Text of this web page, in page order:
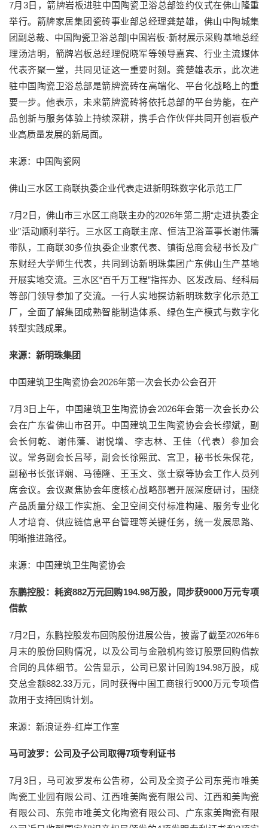
7月3日，箭牌岩板进驻中国陶瓷卫浴总部签约仪式在佛山隆重
举行。箭牌家居集团瓷砖事业部总经理龚楚雄，佛山中陶城集
团副总裁、中国陶瓷卫浴总部|中国岩板·新材展示采购基地总经
理汤洁明，箭牌岩板总经理倪晓军等领导嘉宾、行业主流媒体
代表齐聚一堂，共同见证这一重要时刻。龚楚雄表示，此次进
驻中国陶瓷卫浴总部是箭牌瓷砖在高端化、平台化战略上的重
要一步。他表示，未来箭牌瓷砖将依托总部的平台势能，在产
品创新与服务体验上持续深耕，携手合作伙伴共同开创岩板产
业高质量发展的新局面。
来源：中国陶瓷网
佛山三水区工商联执委企业代表走进新明珠数字化示范工厂
7月2日，佛山市三水区工商联主办的2026年第二期“走进执委企
业”活动顺利举行。三水区工商联主席、恒洁卫浴董事长谢伟藩
带队，工商联30多位执委企业家代表、镇街总商会秘书长及广
东财经大学师生代表，共同到访新明珠集团广东佛山生产基地
开展实地交流。三水区“百千万工程”指挥办、区发改局、经科局
等部门领导参加了交流。一行人实地探访新明珠数字化示范工
厂，全面了解集团成熟智能制造体系、绿色生产模式与数字化
转型实践成果。
来源：新明珠集团
中国建筑卫生陶瓷协会2026年第一次会长办公会召开
7月3日上午，中国建筑卫生陶瓷协会2026年会第一次会长办公
会在广东省佛山市召开。中国建筑卫生陶瓷协会会长缪斌，副
会长何乾、谢伟藩、谢悦增、李志林、王佳（代表）参加会
议。常务副会长吕琴，副会长徐熙武、宫卫，秘书长朱保花，
副秘书长张译娴、马德隆、王玉文、张士察等协会工作人员列
席会议。会议聚焦协会年度核心战略部署开展深度研讨，围绕
产品质量分级工作实施、全卫空间交付标准构建、服务专业化
人才培育、供应链信息平台管理等关键任务，统一发展思路、
明晰推进路径。
来源：中国建筑卫生陶瓷协会
东鹏控股：耗资882万元回购194.98万股，同步获9000万元专项
借款
7月2日，东鹏控股发布回购股份进展公告，披露了截至2026年6
月末的股份回购情况，以及公司与金融机构签订股票回购借款
合同的具体细节。公告显示，公司已累计回购194.98万股，成
交总金额882.33万元，同时获得中国工商银行9000万元专项借
款用于支持回购计划。
来源：新浪证券-红岸工作室
马可波罗：公司及子公司取得7项专利证书
7月3日，马可波罗发布公告称，公司及全资子公司东莞市唯美
陶瓷工业园有限公司、江西唯美陶瓷有限公司、江西和美陶瓷
有限公司、东莞市唯美文化陶瓷有限公司、广东家美陶瓷有限